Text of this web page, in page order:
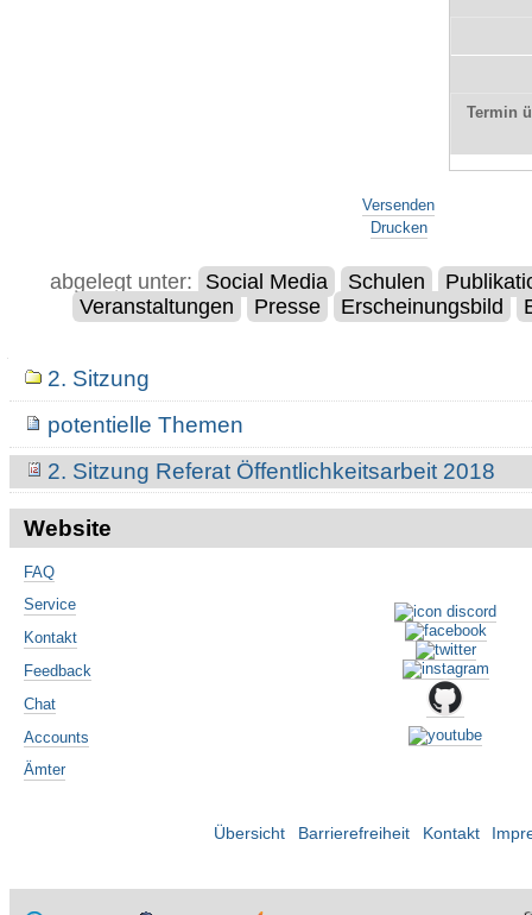
Termin
Versenden
Drucken
abgelegt unter: Social Media Schulen
Veranstaltungen
Presse Erscheinungsbild
Navigation2. Sitzung
potentielle Themen
2. Sitzung Referat Öffentlichkeitsarbeit 2018
Website
FAQ
Service
Kontakt
Feedback
Chat
Accounts
Ämter
Übersicht Barrierefreiheit Kontakt